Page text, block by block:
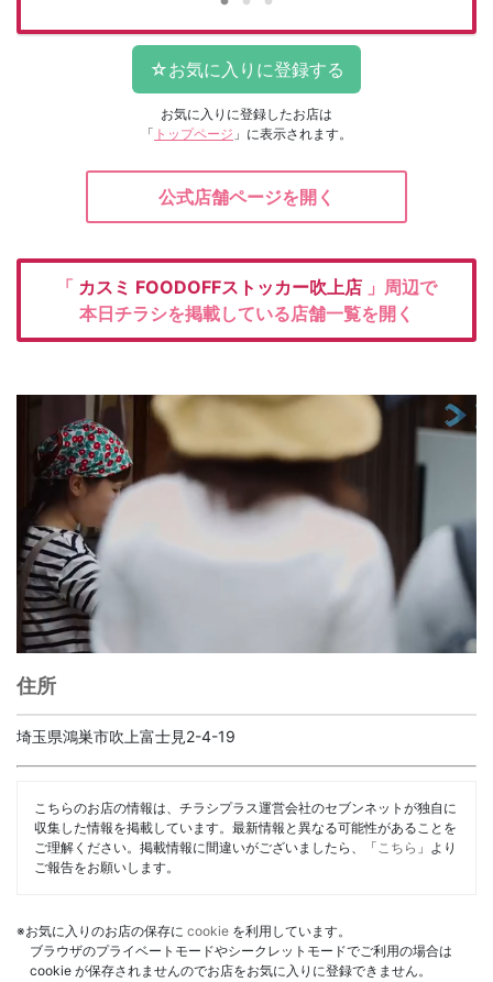
お気に入りに登録したお店は
「 トップページ 」に表示されます。
公式店舗ページを開く
「 カスミ FOODOFFストッカー吹上店 」周辺で
本日チラシを掲載している店舗一覧を開く
住所
埼玉県鴻巣市吹上富士見2-4-19
こちらのお店の情報は、チラシプラス運営会社のセブンネットが独自に
収集した情報を掲載しています。最新情報と異なる可能性があることを
ご理解ください。掲載情報に間違いがございましたら、「 こちら 」より
ご報告をお願いします。
※お気に入りのお店の保存に cookie を利用しています。
ブラウザのプライベートモードやシークレットモードでご利用の場合は
cookie が保存されませんのでお店をお気に入りに登録できません。